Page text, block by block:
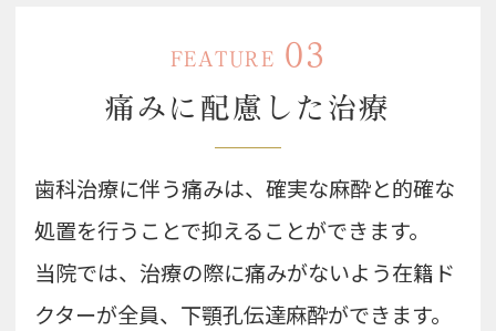
FEATURE 03
痛みに配慮した 治療
歯科治療に伴う痛みは、確実な麻酔と的確な
処置を行うことで抑えることができます。
当院では、治療の際に痛みがないよう在籍ド
クターが全員、下顎孔伝達麻酔ができます。